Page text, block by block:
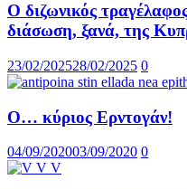
Ο διζωνικός
διάσωση, ξανά, της
23/02/202528/02/2025 0
Ο… κύριος Ερντογάν!
04/09/202003/09/2020 0